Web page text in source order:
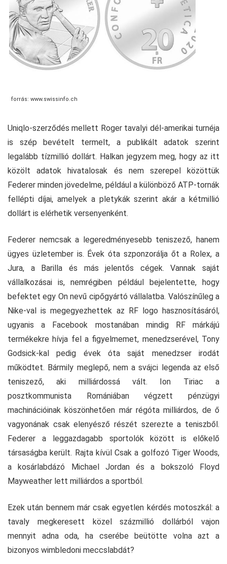
forrás: www.swissinfo.ch
Uniqlo-szerződés mellett Roger tavalyi dél-amerikai turnéja
is szép bevételt termelt, a publikált adatok szerint
legalább tízmillió dollárt. Halkan jegyzem meg, hogy az itt
közölt adatok hivatalosak és nem szerepel közöttük
Federer minden jövedelme, például a különböző ATP-tornák
fellépti díjai, amelyek a pletykák szerint akár a kétmillió
dollárt is elérhetik versenyenként.
Federer nemcsak a legeredményesebb teniszező, hanem
ügyes üzletember is. Évek óta szponzorálja őt a Rolex, a
Jura, a Barilla és más jelentős cégek. Vannak saját
vállalkozásai is, nemrégiben például bejelentette, hogy
befektet egy On nevű cipőgyártó vállalatba. Valószínűleg a
Nike-val is megegyezhettek az RF logo hasznosításáról,
ugyanis a Facebook mostanában mindig RF márkájú
termékekre hívja fel a figyelmemet, menedzserével, Tony
Godsick-kal pedig évek óta saját menedzser irodát
működtet. Bármily meglepő, nem a svájci legenda az első
teniszező, aki milliárdossá vált. Ion Tiriac a
posztkommunista Romániában végzett pénzügyi
machinációinak köszönhetően már régóta milliárdos, de ő
vagyonának csak elenyésző részét szerezte a teniszből.
Federer a leggazdagabb sportolók között is előkelő
társaságba került. Rajta kívül Csak a golfozó Tiger Woods,
a kosárlabdázó Michael Jordan és a bokszoló Floyd
Mayweather lett milliárdos a sportból.
Ezek után bennem már csak egyetlen kérdés motoszkál: a
tavaly megkeresett közel százmillió dollárból vajon
mennyit adna oda, ha cserébe beütötte volna azt a
bizonyos wimbledoni meccslabdát?